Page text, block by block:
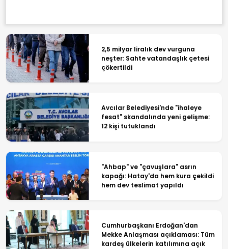
2,5 milyar liralık dev vurguna
neşter: Sahte vatandaşlık çetesi
çökertildi
Avcılar Belediyesi'nde "ihaleye
fesat" skandalında yeni gelişme:
12 kişi tutuklandı
"Ahbap" ve "çavuşlara" asrın
kapağı: Hatay'da hem kura çekildi
hem dev teslimat yapıldı
Cumhurbaşkanı Erdoğan'dan
Mekke Anlaşması açıklaması: Tüm
kardeş ülkelerin katılımına açık